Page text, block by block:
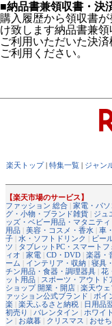
■納品書兼領収書・決
購入履歴から領収書
け致します納品書兼領
ご利用いただいた決
ご利用ください。
楽天トップ| 特集一覧 | ジャン
【楽天市場のサービス】
ファッション 総合 | 家電・パ
グ・小物・ブランド雑貨 | ジュ
ッズ・ベビー用品・マタニティ
用品 | 美容・コスメ・香水 | 車
子 | 水・ソフトドリンク | ビー
ツ | タブレットPC・スマートフ
ィオ | 家電 | CD・DVD | 楽器・
ーム | インテリア・収納 | 寝具
チン用品・食器・調理器具 | 花
ット用品 | スポーツ・アウトド
ショップ 開業・開店 | 楽天ウ
ァッション公式ブランド | ポイ
楽 | 楽天ふるさと納税 | 日用品
初売り | バレンタイン | ホワイ
ン | お歳暮 | クリスマス | おせち